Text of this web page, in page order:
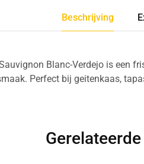
Beschrijving
Blanc-Verdejo is een
Perfect bij geitenkaas,